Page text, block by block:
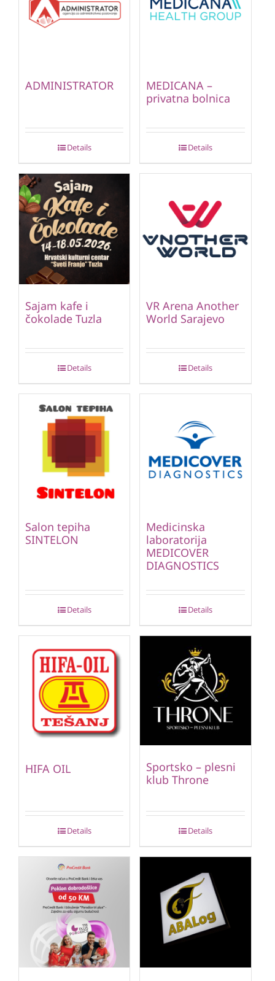
ADMINISTRATOR
Details
MEDICANA –
privatna bolnica
Details
Sajam kafe i
čokolade Tuzla
Details
VR Arena Another
World Sarajevo
Details
Salon tepiha
SINTELON
Details
Medicinska
laboratorija
MEDICOVER
DIAGNOSTICS
Details
HIFA OIL
Details
Sportsko – plesni
klub Throne
Details